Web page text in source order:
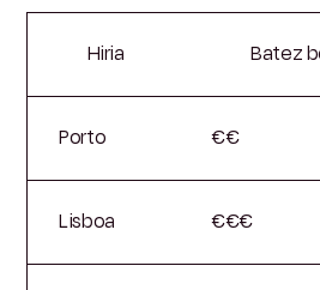
Hiria Batez
Porto €€
Lisboa €€€